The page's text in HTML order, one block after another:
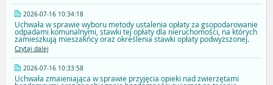
2026-07-16 10:34:18
Uchwała w sprawie wyboru metody ustalenia opłaty za gsopodarowanie
odpadami komunalnymi, stawki tej opłaty dla nieruchomości, na których
zamieszkują mieszakńcy oraz określenia stawki opłaty podwyższonej.
Czytaj dalej
2026-07-16 10:33:58
Uchwała zmaieniająca w sprawie przyjęcia opieki nad zwierzętami